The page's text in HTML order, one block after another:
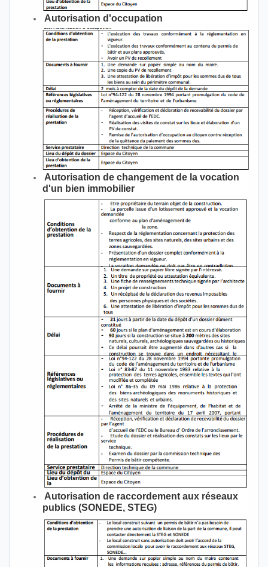
Autorisation d'occupation
Autorisation de changement de la vocation
d'un bien immobilier
Autorisation de raccordement aux réseaux
publics (SONEDE, STEG)